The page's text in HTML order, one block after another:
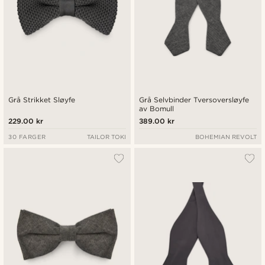
Grå Strikket Sløyfe
229.00 kr
30 FARGER TAILOR TOKI
Grå Selvbinder Tversoversløyfe
av Bomull
389.00 kr
BOHEMIAN REVOLT